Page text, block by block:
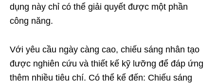
dụng này chỉ có thể giải quyết được một phần
công năng.
Với yêu cầu ngày càng cao, chiếu sáng nhân tạo
được nghiên cứu và thiết kế kỹ lưỡng để đáp ứng
thêm nhiều tiêu chí. Có thể kể đến: Chiếu sáng